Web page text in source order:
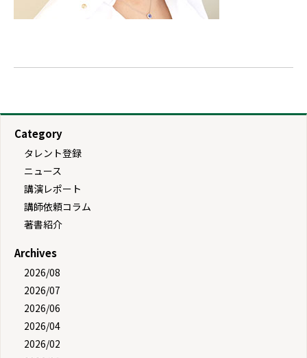
Category
タレント登録
ニュース
講演レポート
講師依頼コラム
著書紹介
Archives
2026/08
2026/07
2026/06
2026/04
2026/02